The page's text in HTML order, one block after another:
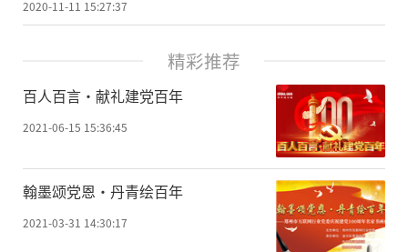
2020-11-11 15:27:37
精彩推荐
百人百言·献礼建党百年
2021-06-15 15:36:45
翰墨颂党恩·丹青绘百年
2021-03-31 14:30:17